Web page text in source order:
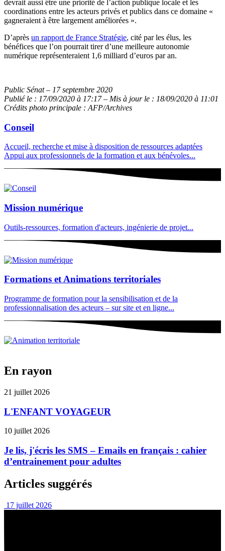
devrait aussi être une priorité de l’action publique locale et les
coordinations entre les acteurs privés et publics dans ce domaine «
gagneraient à être largement améliorées ».
D’après un rapport de France Stratégie, cité par les élus, les
bénéfices que l’on pourrait tirer d’une meilleure autonomie
numérique représenteraient 1,6 milliard d’euros par an.
Public Sénat – 17 septembre 2020
Publié le : 17/09/2020 à 17:17 – Mis à jour le : 18/09/2020 à 11:01
Crédits photo principale : AFP/Archives
Conseil
Accueil, recherche et mise à disposition de ressources adaptées
Appui aux professionnels de la formation et aux bénévoles...
Mission numérique
Outils-ressources, formation d'acteurs, ingénierie de projet...
Formations et Animations territoriales
Programme de formation pour la sensibilisation et de la
professionnalisation des acteurs – sur site et en ligne...
En rayon
21 juillet 2026
L'ENFANT VOYAGEUR
10 juillet 2026
Je lis, j'écris les SMS – Emails en français : cahier
d’entrainement pour adultes
Articles suggérés
17 juillet 2026